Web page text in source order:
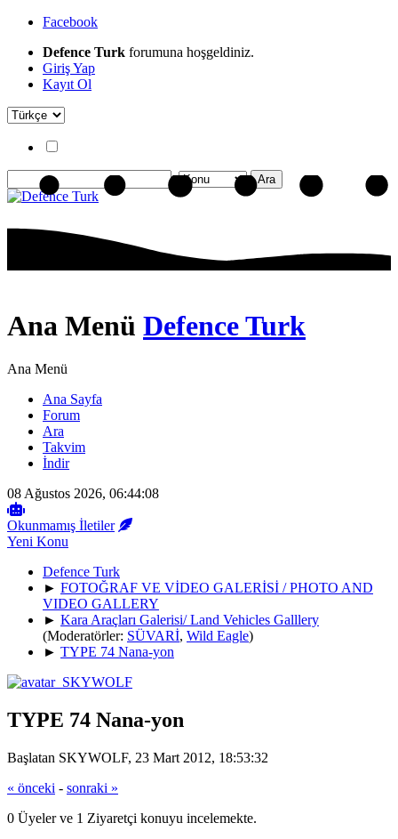
Facebook
Defence Turk forumuna hoşgeldiniz.
Giriş Yap
Kayıt Ol
Ana Menü Defence Turk
Ana Menü
Ana Sayfa
Forum
Ara
Takvim
İndir
08 Ağustos 2026, 06:44:08
Okunmamış İletiler
Yeni Konu
Defence Turk
► FOTOĞRAF VE VİDEO GALERİSİ / PHOTO AND
VIDEO GALLERY
► Kara Araçları Galerisi/ Land Vehicles Galllery
(Moderatörler: SÜVARİ, Wild Eagle)
► TYPE 74 Nana-yon
TYPE 74 Nana-yon
Başlatan SKYWOLF, 23 Mart 2012, 18:53:32
« önceki - sonraki »
0 Üyeler ve 1 Ziyaretçi konuyu incelemekte.